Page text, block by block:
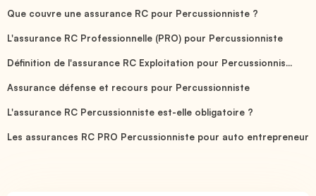
Que couvre une assurance RC pour Percussionniste ?
L'assurance RC Professionnelle (PRO) pour Percussionniste
Définition de l'assurance RC Exploitation pour Percussionnis...
Assurance défense et recours pour Percussionniste
L'assurance RC Percussionniste est-elle obligatoire ?
Les assurances RC PRO Percussionniste pour auto entrepreneur